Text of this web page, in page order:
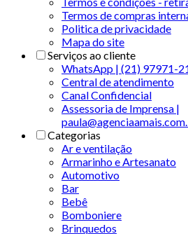
Termos de compras
Politica de privacidade
Mapa do site
Serviços ao cliente
WhatsApp | (21) 97971-
Central de atendimento
Canal Confidencial
Assessoria de Imprensa |
Categorias
Ar e ventilação
Armarinho e Artesanato
Automotivo
Bar
Bebê
Bomboniere
Brinquedos